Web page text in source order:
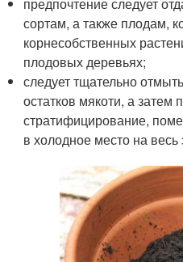
сортам, а также плодам,
корнесобственных
плодовых деревьях;
следует тщательно
остатков мякоти, а затем
стратифицирование,
в холодное место на